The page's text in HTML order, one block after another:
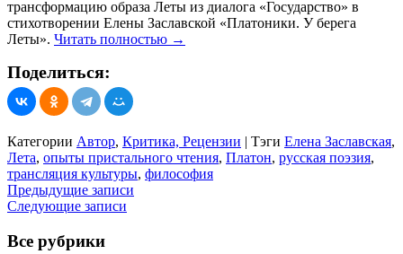
трансформацию образа Леты из диалога «Государство» в
стихотворении Елены Заславской «Платоники. У берега
Леты». Читать полностью →
Поделиться:
Категории Автор, Критика, Рецензии | Тэги Елена Заславская,
Лета, опыты пристального чтения, Платон, русская поэзия,
трансляция культуры, философия
Навигация
по
записям
Предыдущие записи
Следующие записи
Все рубрики